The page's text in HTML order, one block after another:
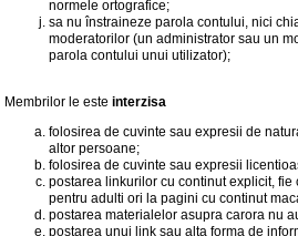
normele ortografice;
sa nu înstraineze parola contului, nici
moderatorilor (un administrator sau un
parola contului unui utilizator);
Membrilor le este interzisa
folosirea de cuvinte sau expresii de
altor persoane;
folosirea de cuvinte sau expresii
postarea linkurilor cu continut explicit,
pentru adulti ori la pagini cu continut
postarea materialelor asupra carora nu
postarea unui link sau alta forma de